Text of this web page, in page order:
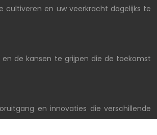
cultiveren en uw veerkracht dagelijks te
de kansen te grijpen die de toekomst
en innovaties die verschillende